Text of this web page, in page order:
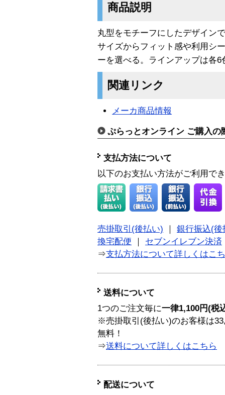
商品説明
丸型をモチーフにしたデザイン
サイズからフィット感や利用シ
ーを選べる。ラインアップは各6
関連リンク
メーカ商品情報
ぷらっとオンライン ご購入の
支払方法について
以下のお支払い方法がご利用で
売掛取引(後払い)
銀行振込(後
換宅配便
セブンイレブン決済
⇒支払方法について詳しくはこ
送料について
1つのご注文毎に一律1,100円(税
※売掛取引(後払い)のお客様は
無料！
⇒送料について詳しくはこちら
配送について